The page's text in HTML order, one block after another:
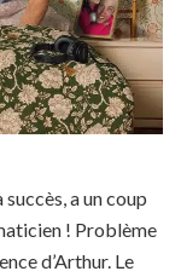
a un coup
! Problème
d’Arthur. Le